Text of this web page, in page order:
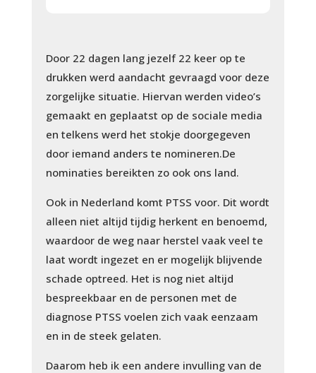
Door 22 dagen lang jezelf 22 keer op te
drukken werd aandacht gevraagd voor deze
zorgelijke situatie. Hiervan werden video’s
gemaakt en geplaatst op de sociale media
en telkens werd het stokje doorgegeven
door iemand anders te nomineren.De
nominaties bereikten zo ook ons land.
Ook in Nederland komt PTSS voor. Dit wordt
alleen niet altijd tijdig herkent en benoemd,
waardoor de weg naar herstel vaak veel te
laat wordt ingezet en er mogelijk blijvende
schade optreed. Het is nog niet altijd
bespreekbaar en de personen met de
diagnose PTSS voelen zich vaak eenzaam
en in de steek gelaten.
Daarom heb ik een andere invulling van de